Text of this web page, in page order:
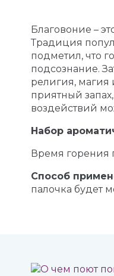
Благовоние –
Традиция
подметил, что
подсознание.
религия, магия
приятный
воздействий
Набор
Время горения
Способ
палочка будет